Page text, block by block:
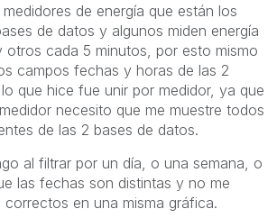
de energía que están los
de datos y algunos miden energía
otros cada 5 minutos, por esto mismo
campos fechas y horas de las 2
que hice fue unir por medidor, ya que
necesito que me muestre todos
de las 2 bases de datos.
al filtrar por un día, o una semana, o
las fechas son distintas y no me
en una misma gráfica.